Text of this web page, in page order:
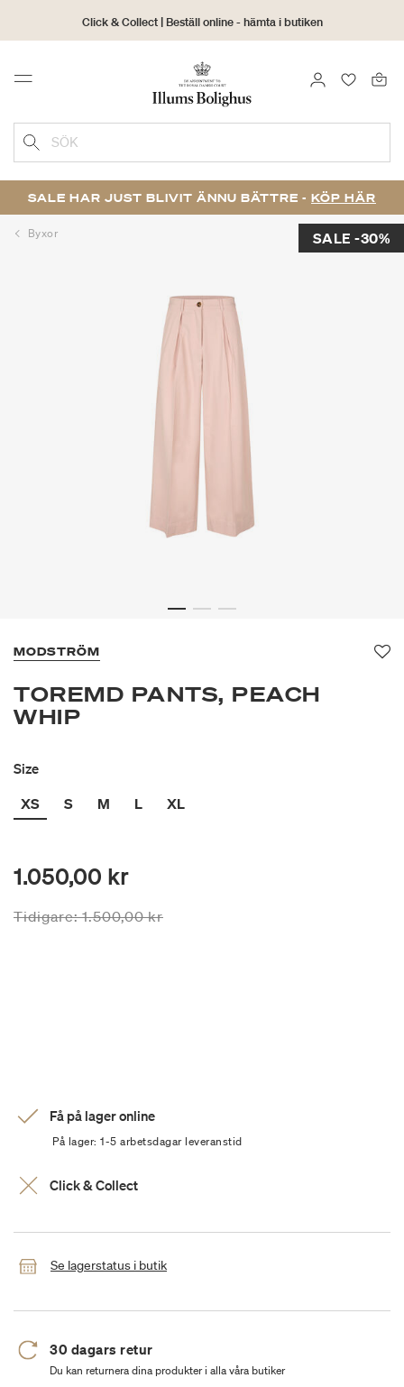
Click & Collect | Beställ online - hämta i butiken
30 dagars returrätt
Menu LOGGA IN
SÖK
SALE HAR JUST BLIVIT ÄNNU BÄTTRE - KÖP HÄR
Byxor SALE -30%
MODSTRÖM
TOREMD PANTS, PEACH
WHIP
Size
XS
S M L XL
1.050,00 kr
Priset är nedsatt från
Tidigare:1.500,00 krtill
Få på lager online
På lager: 1-5 arbetsdagar leveranstid
Click & Collect
Se lagerstatus i butik
30 dagars retur
Du kan returnera dina produkter i alla våra butiker